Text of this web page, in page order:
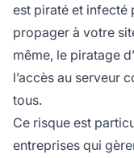
est piraté et infecté
propager à votre
même, le piratage
l’accès au serveur
tous.
Ce risque est
entreprises qui